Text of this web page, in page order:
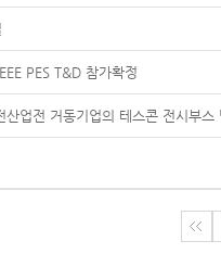
PES T&D 참가확정
업전 거동기업의 테스콘 전시부스